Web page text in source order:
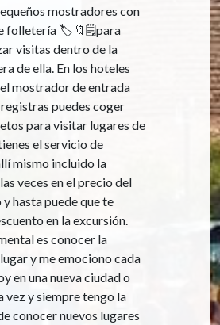
mostradores con
folletería 🏷️🔖🗒️para
visitas dentro de la
de ella. En los hoteles
mostrador de entrada
puedes coger
para visitar lugares de
el servicio de
mismo incluido la
veces en el precio del
hasta puede que te
en la excursión.
es conocer la
y me emociono cada
en una nueva ciudad o
vez y siempre tengo la
conocer nuevos lugares